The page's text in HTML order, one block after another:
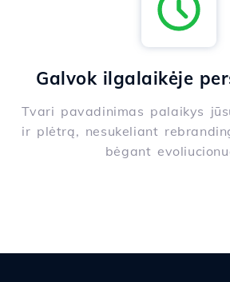
Galvok ilgalaikėje
Tvari pavadinimas palaikys
ir plėtrą, nesukeliant
bėgant